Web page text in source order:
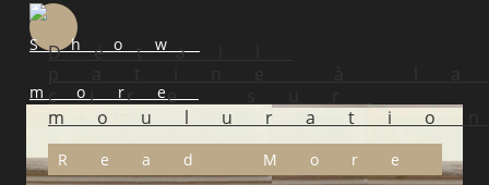
Détail
cire sur
Read More